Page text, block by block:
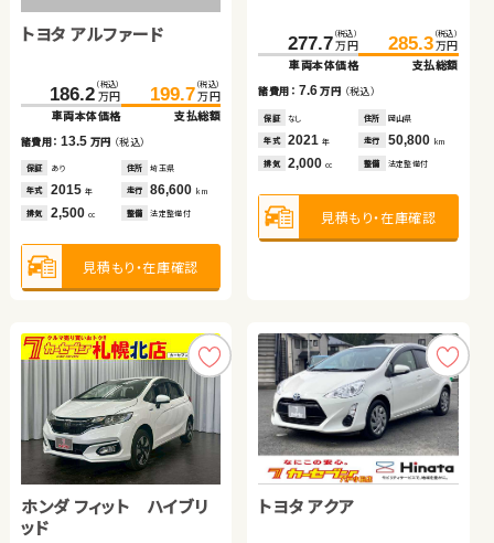
トヨタ アルファード
186.2 （税込）
万円
車両本体価格
199.7 （税込）
万円
支払総額
諸費用：13.5 万円 （税込）
保証 あり 住所 埼玉県
年式 2015 年 走行 86,600 km
排気 2,500 cc 整備 法定整備付
見積もり・在庫確認
277.7 （税込）
万円
車両本体価格
285.3 （税込）
万円
支払総額
諸費用： 7.6万円 （税込）
保証 なし 住所 岡山県
年式 2021年 走行 50,800 km
排気 2,000cc 整備 法定整備付
見積もり・在庫確認
ホンダ フィット ハイブリ
ッド
トヨタ アクア
スズキ スイフト
157.0 （税込）
万円
車両本体価格
163.5 （税込）
万円
支払総額
諸費用：6.5万円（税込）
保証 あり 住所 福島県
年式 2024 年 走行 41,700 km
排気 1,200 cc 整備 法定整備付
見積もり・在庫確認
トヨタ ノア
254.9
車両本体価格
259.9 万円
支払総額
諸費用：5.0万円（税込）
保証 あり 住所 徳島県
年式 2020年 走行 69,600km
スバル フォレスター ハイ
369.8 （税込）
万円
車両本体価格
382.4 （税込）
万円
支払総額
諸費用：12.6 万円 （税込）
保証 あり 住所 東京都
年式 2025 年 走行 9,800km
排気 2,000 cc 整備 法定整備付
見積もり・在庫確認
スズキ ジムニー
209.9万円
車両本体価格
諸費用：10.0万円 （税込）
保証 あり 住所 岩手県
排気 660 整備 法定整備付
トヨタ プリウス ホンダ Ｎ ＢＯＸ